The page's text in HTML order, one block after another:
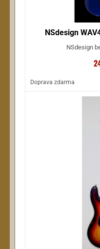
NSdesign
NSdesign
Doprava zdarma